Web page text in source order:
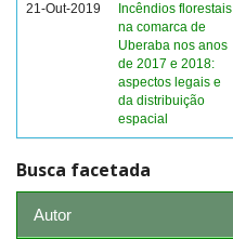
21-Out-2019
Incêndios florestais
na comarca de
Uberaba nos anos
de 2017 e 2018:
aspectos legais e
da distribuição
espacial
Busca facetada
Autor